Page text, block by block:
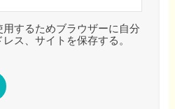
するためブラウザーに自分
ス、サイトを保存する。